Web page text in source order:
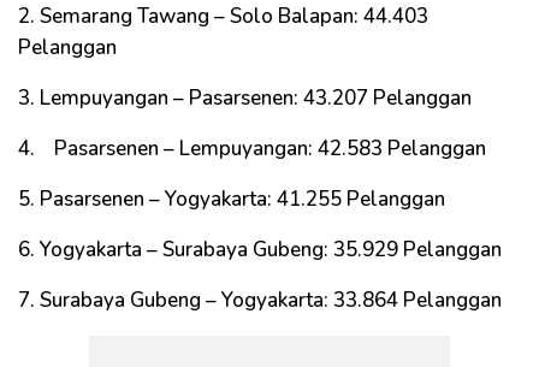
2. Semarang Tawang – Solo Balapan: 44.403
Pelanggan
3. Lempuyangan – Pasarsenen: 43.207 Pelanggan
4. Pasarsenen – Lempuyangan: 42.583 Pelanggan
5. Pasarsenen – Yogyakarta: 41.255 Pelanggan
6. Yogyakarta – Surabaya Gubeng: 35.929 Pelanggan
7. Surabaya Gubeng – Yogyakarta: 33.864 Pelanggan